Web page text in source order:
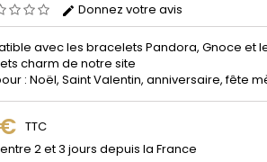
Donnez votre avis
avec les bracelets Pandora, Gnoce et
charm de notre site
: Noël, Saint Valentin, anniversaire, fête
TTC
2 et 3 jours depuis la France